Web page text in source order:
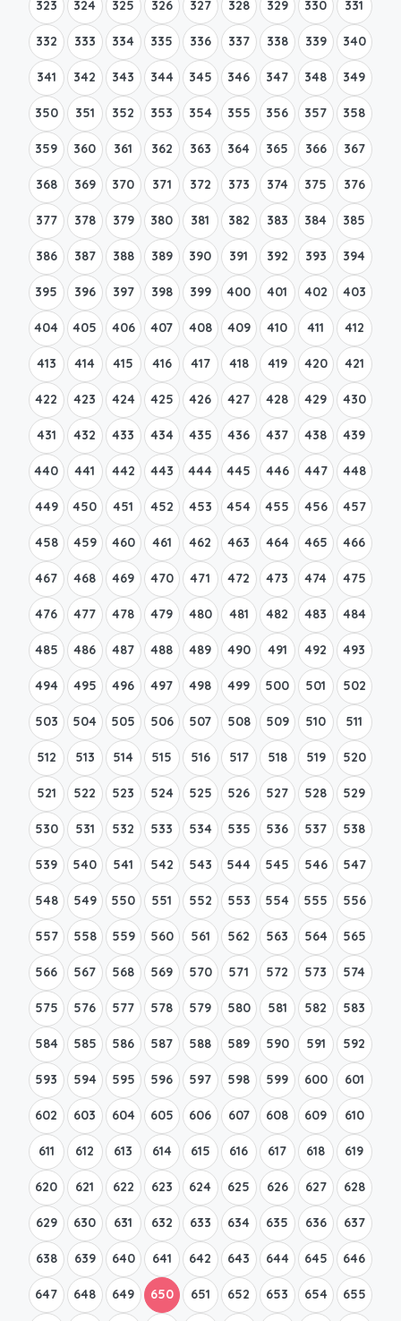
323 324 325 326 327 328 329 330 331
332 333 334 335 336 337 338 339 340
341 342 343 344 345 346 347 348 349
350 351 352 353 354 355 356 357 358
359 360 361 362 363 364 365 366 367
368 369 370 371 372 373 374 375 376
377 378 379 380 381 382 383 384 385
386 387 388 389 390 391 392 393 394
395 396 397 398 399 400 401 402 403
404 405 406 407 408 409 410 411 412
413 414 415 416 417 418 419 420 421
422 423 424 425 426 427 428 429 430
431 432 433 434 435 436 437 438 439
440 441 442 443 444 445 446 447 448
449 450 451 452 453 454 455 456 457
458 459 460 461 462 463 464 465 466
467 468 469 470 471 472 473 474 475
476 477 478 479 480 481 482 483 484
485 486 487 488 489 490 491 492 493
494 495 496 497 498 499 500 501 502
503 504 505 506 507 508 509 510 511
512 513 514 515 516 517 518 519 520
521 522 523 524 525 526 527 528 529
530 531 532 533 534 535 536 537 538
539 540 541 542 543 544 545 546 547
548 549 550 551 552 553 554 555 556
557 558 559 560 561 562 563 564 565
566 567 568 569 570 571 572 573 574
575 576 577 578 579 580 581 582 583
584 585 586 587 588 589 590 591 592
593 594 595 596 597 598 599 600 601
602 603 604 605 606 607 608 609 610
611 612 613 614 615 616 617 618 619
620 621 622 623 624 625 626 627 628
629 630 631 632 633 634 635 636 637
638 639 640 641 642 643 644 645 646
647 648 649 650 651 652 653 654 655